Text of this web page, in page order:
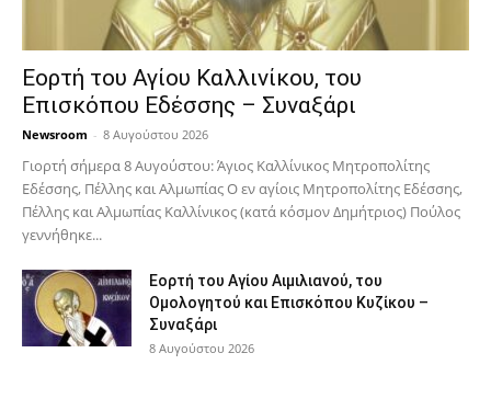
Εορτή του Αγίου Καλλινίκου, του
Επισκόπου Εδέσσης – Συναξάρι
Newsroom - 8 Αυγούστου 2026
Γιορτή σήμερα 8 Αυγούστου: Άγιος Καλλίνικος Μητροπολίτης
Εδέσσης, Πέλλης και Αλμωπίας Ο εν αγίοις Μητροπολίτης Εδέσσης,
Πέλλης και Αλμωπίας Καλλίνικος (κατά κόσμον Δημήτριος) Πούλος
γεννήθηκε...
Εορτή του Αγίου Αιμιλιανού, του
Ομολογητού και Επισκόπου Κυζίκου –
Συναξάρι
8 Αυγούστου 2026